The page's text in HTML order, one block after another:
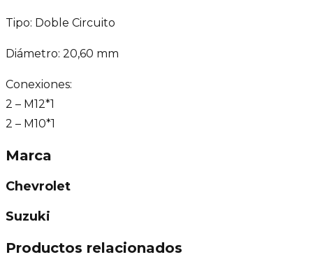
Tipo: Doble Circuito
Diámetro: 20,60 mm
Conexiones:
2 – M12*1
2 – M10*1
Marca
Chevrolet
Suzuki
Productos relacionados